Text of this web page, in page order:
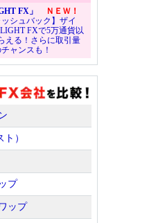
FX」
ＮＥＷ！
ッシュバック】ザイ
FXで5万通貨以
える！さらに取引量
ャンスも！
）
プ
ップ